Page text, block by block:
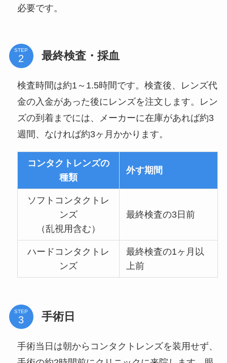
必要です。
STEP 最終検査・採血
検査時間は約1～1.5時間です。検査後、レンズ代
金の入金があった後にレンズを注文します。レン
ズの到着までには、メーカーに在庫があれば約3
週間、なければ約3ヶ月かかります。
コンタクトレンズの
種類
外す期間
ソフトコンタクトレ
ンズ
（乱視用含む）
最終検査の3日前
ハードコンタクトレ
ンズ
最終検査の1ヶ月以
上前
STEP 手術日
手術当日は朝からコンタクトレンズを装用せず、